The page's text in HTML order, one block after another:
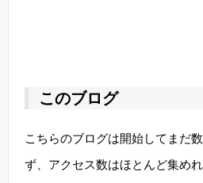
このブログ
こちらのブログは開始してまだ
ず、アクセス数はほとんど集め